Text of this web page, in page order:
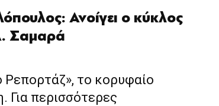
Ανοίγει ο κύκλος
Σαμαρά
Ρεπορτάζ», το κορυφαίο
Για περισσότερες